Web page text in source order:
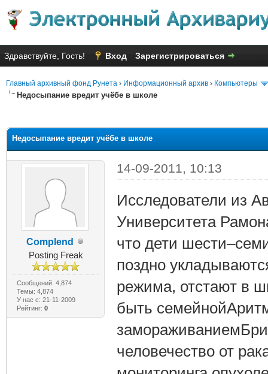
Здравствуйте, Гость! Вход Зарегистрироваться
Главный архивный фонд Рунета › Информационный архив › Компьютеры
Недосыпание вредит учёбе в школе
Недосыпание вредит учёбе в школе
Complend
Posting Freak
Сообщений: 4,874
Темы: 4,874
У нас с: 21-11-2009
Рейтинг: 0
14-09-2011, 10:13
Исследователи из
Университета
что дети
поздно
режима, отстают в
быть
человечество от